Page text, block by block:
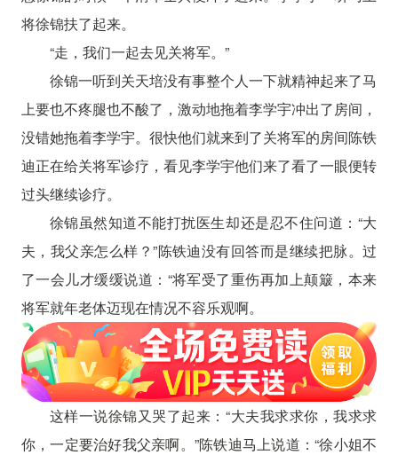
将徐锦扶了起来。
“走，我们一起去见关将军。”
徐锦一听到关天培没有事整个人一下就精神起来了马
上要也不疼腿也不酸了，激动地拖着李学宇冲出了房间，
没错她拖着李学宇。很快他们就来到了关将军的房间陈铁
迪正在给关将军诊疗，看见李学宇他们来了看了一眼便转
过头继续诊疗。
徐锦虽然知道不能打扰医生却还是忍不住问道：“大
夫，我父亲怎么样？”陈铁迪没有回答而是继续把脉。过
了一会儿才缓缓说道：“将军受了重伤再加上颠簸，本来
将军就年老体迈现在情况不容乐观啊。
这样一说徐锦又哭了起来：“大夫我求求你，我求求
你，一定要治好我父亲啊。”陈铁迪马上说道：“徐小姐不